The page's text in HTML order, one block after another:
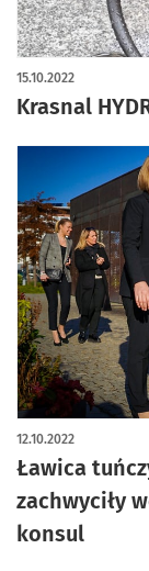
Krasnal
15.10.2022
Ławica
zachwyciły
konsul
12.10.2022